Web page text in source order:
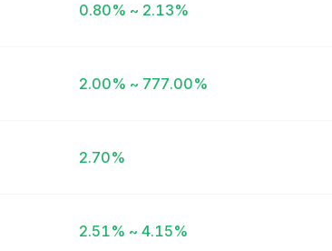
0.80% ~ 2.13%
2.00% ~ 777.00%
2.70%
2.51% ~ 4.15%